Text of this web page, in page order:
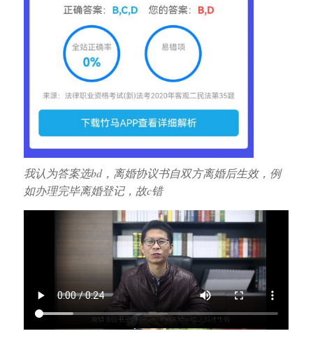
我认为答案选bd，离婚协议书自双方离婚后生效，例
如办理完毕离婚登记，故c错